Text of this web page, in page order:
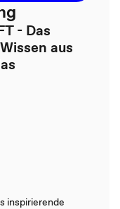
- Das
aus
inspirierende